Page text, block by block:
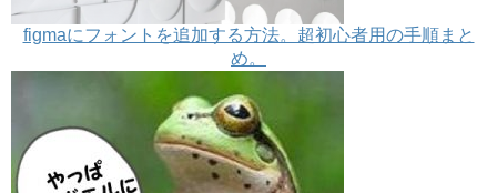
figmaにフォントを追加する方法。超初心者用の手順まと
め。